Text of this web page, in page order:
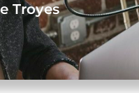
Troyes